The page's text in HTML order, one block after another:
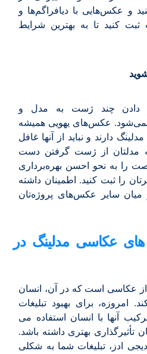
و عکس‌هایی با دیافراگم‌ها و
کنید تا به بهترین شرایط
دادن چند ژست به مدل و
عکس‌های یهویی همیشه
دارند و نباید از آنها غافل
مدلتان از ژست گرفتن دست
را به نحو احسن بهره‌برداری
را ثبت کنید. اطمینان داشته
سایر عکس‌های پروژه‌تان
عکاسی مدلینگ در
عکاسی است که در آن، انسان
امروزه، برای بهبود تبلیغات
آنها با انسان استفاده می
تأثیرگذاری بهتری داشته باشد.
ادز، تبلیغات شما به شکلی